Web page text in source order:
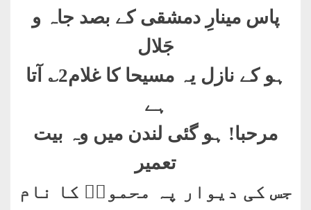
پاس مینارِ دمشقی کے بصد جاہ و
جَلال
ہو کے نازل یہ مسیحا کا غلام2؎ آتا
ہے
مرحبا! ہو گئی لندن میں وہ بیت
تعمیر
جس کی دیوار پہ محمودؔ کا نام